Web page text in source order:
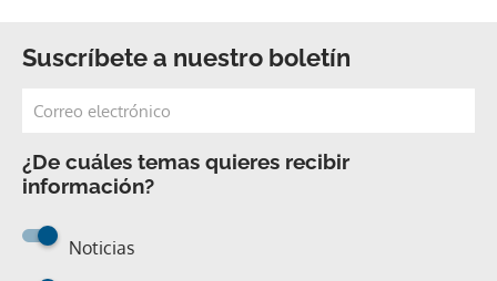
Suscríbete a nuestro boletín
¿De cuáles temas quieres recibir
información?
Noticias